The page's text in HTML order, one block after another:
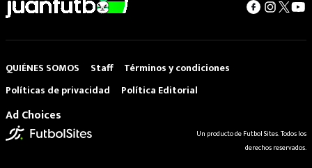
QUIÉNES SOMOS Staff
Términos y condiciones
Políticas de privacidad
Política Editorial
Ad Choices
Un producto de Futbol Sites. Todos los
derechos reservados.